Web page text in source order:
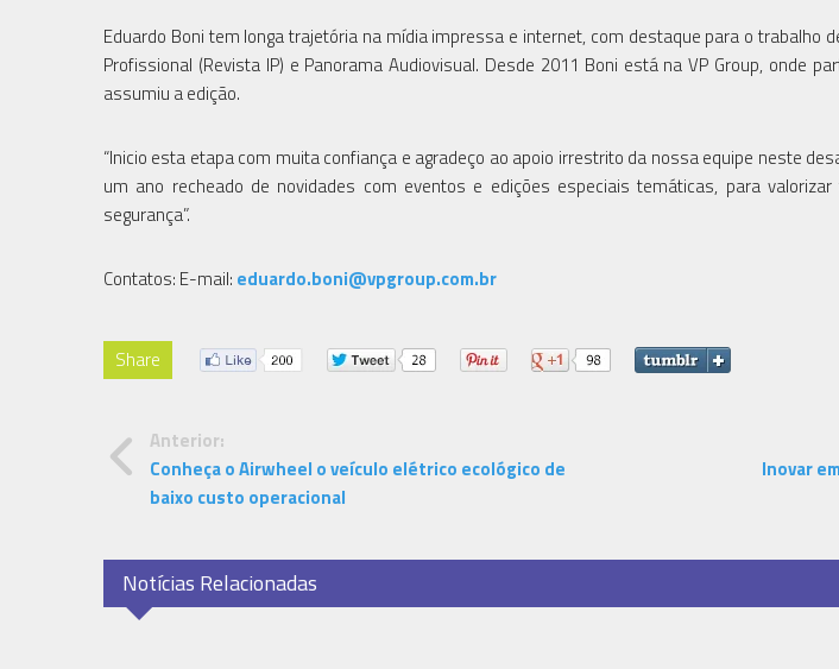
Eduardo Boni tem longa trajetória na mídia impressa e internet, com destaque para o trabalho
Profissional (Revista IP) e Panorama Audiovisual. Desde 2011 Boni está na VP Group, onde
assumiu a edição.
“Inicio esta etapa com muita confiança e agradeço ao apoio irrestrito da nossa equipe neste
um ano recheado de novidades com eventos e edições especiais temáticas, para
segurança”.
Contatos: E-mail: eduardo.boni@vpgroup.com.br
Share
Anterior:
Conheça o Airwheel o veículo elétrico ecológico de
baixo custo operacional
Inovar
Notícias Relacionadas